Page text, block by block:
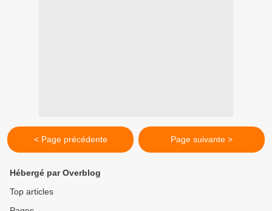
< Page précédente Page suivante >
Hébergé par Overblog
Top articles